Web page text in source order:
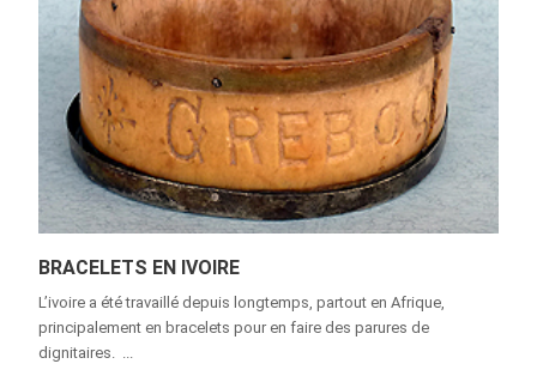
BRACELETS EN IVOIRE
L’ivoire a été travaillé depuis longtemps, partout en Afrique,
principalement en bracelets pour en faire des parures de
dignitaires. ...